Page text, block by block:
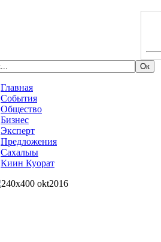
Главная
События
Общество
Бизнес
Эксперт
Предложения
Сахалыы
Киин Куорат